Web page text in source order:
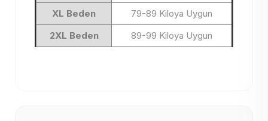
XL Beden
79-89 Kiloya Uygun
2XL Beden
89-99 Kiloya Uygun